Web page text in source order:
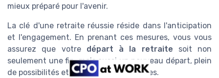
mieux préparé pour l'avenir.
La clé d'une retraite réussie réside dans l'anticipation
et l'engagement. En prenant ces mesures, vous vous
assurez que votre départ à la retraite soit non
seulement une fin, mais aussi un nouveau départ, plein
de possibilités et de nouvelles aventures.